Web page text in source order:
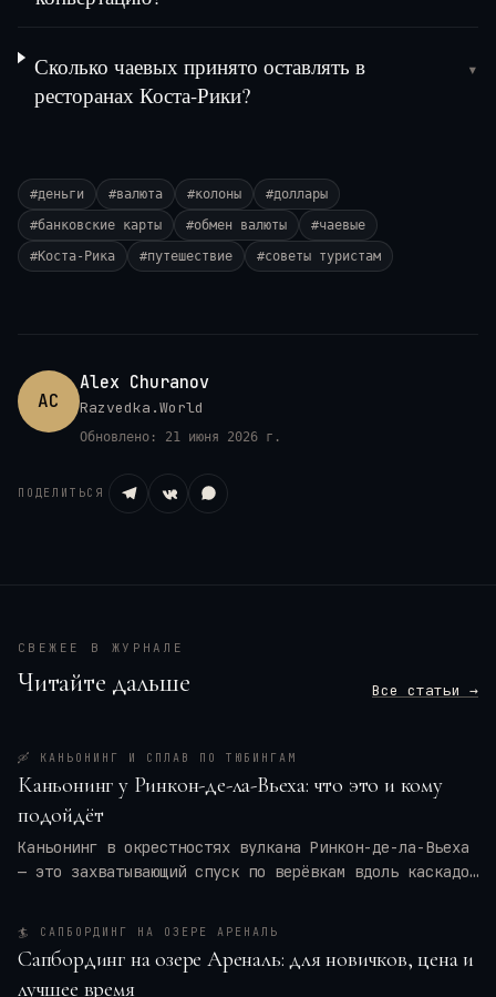
Сколько чаевых принято оставлять в
ресторанах Коста-Рики?
▾
#деньги #валюта #колоны #доллары
#банковские карты #обмен валюты #чаевые
#Коста-Рика #путешествие #советы туристам
AC
Alex Churanov
Razvedka.World
Обновлено: 21 июня 2026 г.
ПОДЕЛИТЬСЯ
СВЕЖЕЕ В ЖУРНАЛЕ
Читайте дальше Все статьи →
🛶 КАНЬОНИНГ И СПЛАВ ПО ТЮБИНГАМ
Каньонинг у Ринкон-де-ла-Вьеха: что это и кому
подойдёт
Каньонинг в окрестностях вулкана Ринкон-де-ла-Вьеха
— это захватывающий спуск по верёвкам вдоль каскадов
новичков или только для профи? Мы разберём программу
тура, требования к физической форме, оптимальные
🏄 САПБОРДИНГ НА ОЗЕРЕ АРЕНАЛЬ
Сапбординг на озере Ареналь: для новичков, цена и
лучшее время